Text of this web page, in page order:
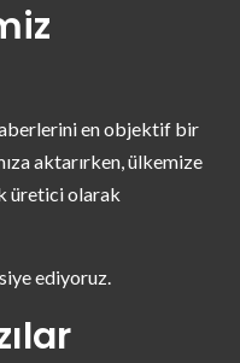
en objektif bir
aktarırken, ülkemize
üretici olarak
ediyoruz.